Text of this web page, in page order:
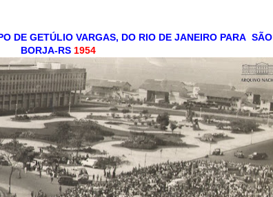
DE GETÚLIO VARGAS, DO RIO DE JANEIRO PARA SÃO
BORJA-RS 1954